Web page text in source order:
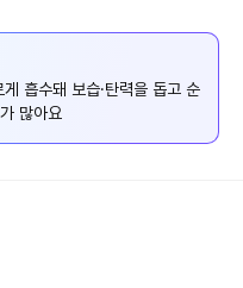
흡수돼 보습·탄력을 돕고 순
많아요